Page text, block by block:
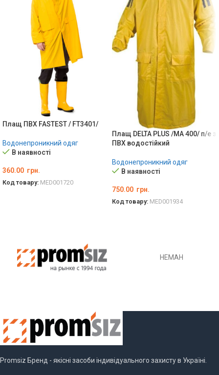
Плащ ПВХ FASTEST / FT3401/
Водонепроникний одяг
В наявності
360.00 грн.
Код товару: MED001720
Плащ DELTA PLUS /МА 400/ п/е з
ПВХ водостійкий
Водонепроникний одяг
В наявності
750.00 грн.
Код товару: MED001934
НЕМАН
Promsiz Бренд - якісні засоби індивідуального захисту в Україні.